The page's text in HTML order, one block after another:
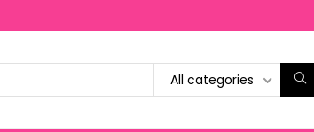
All categories